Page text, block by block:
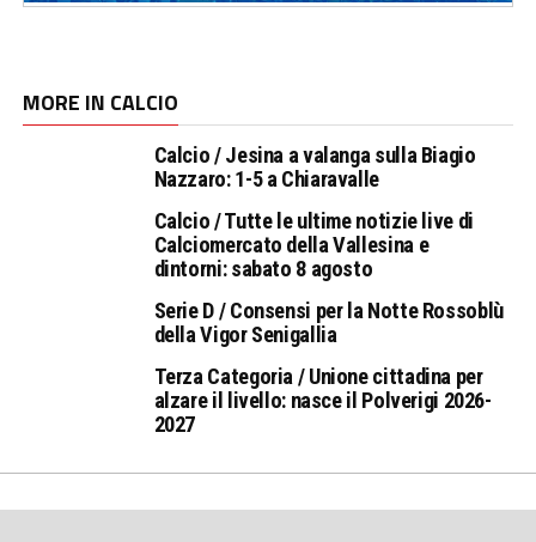
MORE IN CALCIO
Calcio / Jesina a valanga sulla Biagio
Nazzaro: 1-5 a Chiaravalle
Calcio / Tutte le ultime notizie live di
Calciomercato della Vallesina e
dintorni: sabato 8 agosto
Serie D / Consensi per la Notte Rossoblù
della Vigor Senigallia
Terza Categoria / Unione cittadina per
alzare il livello: nasce il Polverigi 2026-
2027